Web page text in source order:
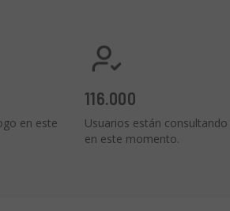
en este
116.000
Usuarios están
en este momento.